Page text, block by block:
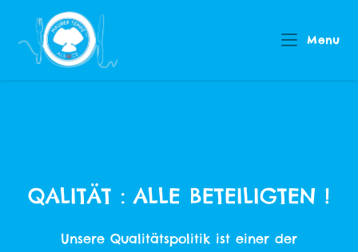
Menu
QALITÄT : ALLE BETEILIGTEN !
Unsere Qualitätspolitik ist einer der